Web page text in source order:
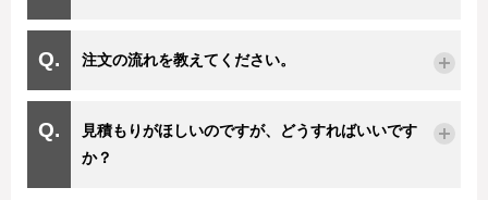
注文の流れを教えてください。
見積もりがほしいのですが、どうすればいいです
か？